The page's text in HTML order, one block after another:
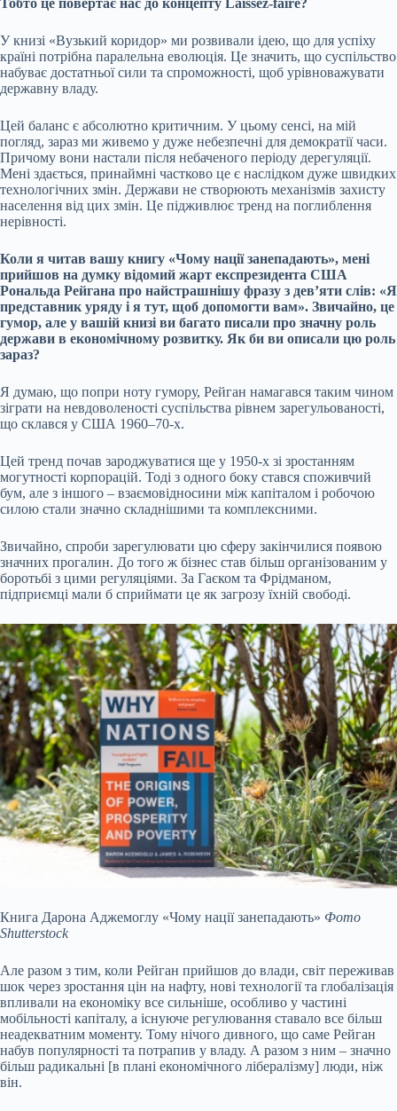
Тобто це повертає нас до концепту Laissez-faire?
У книзі «Вузький коридор» ми розвивали ідею, що для успіху
країні потрібна паралельна еволюція. Це значить, що суспільство
набуває достатньої сили та спроможності, щоб урівноважувати
державну владу.
Цей баланс є абсолютно критичним. У цьому сенсі, на мій
погляд, зараз ми живемо у дуже небезпечні для демократії часи.
Причому вони настали після небаченого періоду дерегуляції.
Мені здається, принаймні частково це є наслідком дуже швидких
технологічних змін. Держави не створюють механізмів захисту
населення від цих змін. Це підживлює тренд на поглиблення
нерівності.
Коли я читав вашу книгу «Чому нації занепадають», мені
прийшов на думку відомий жарт експрезидента США
Рональда Рейгана про найстрашнішу фразу з девʼяти слів: «Я
представник уряду і я тут, щоб допомогти вам». Звичайно, це
гумор, але у вашій книзі ви багато писали про значну роль
держави в економічному розвитку. Як би ви описали цю роль
зараз?
Я думаю, що попри ноту гумору, Рейган намагався таким чином
зіграти на невдоволеності суспільства рівнем зарегульованості,
що склався у США 1960–70-х.
Цей тренд почав зароджуватися ще у 1950-х зі зростанням
могутності корпорацій. Тоді з одного боку стався споживчий
бум, але з іншого – взаємовідносини між капіталом і робочою
силою стали значно складнішими та комплексними.
Звичайно, спроби зарегулювати цю сферу закінчилися появою
значних прогалин. До того ж бізнес став більш організованим у
боротьбі з цими регуляціями. За Гаєком та Фрідманом,
підприємці мали б сприймати це як загрозу їхній свободі.
Книга Дарона Аджемоглу «Чому нації занепадають» Фото
Shutterstock
Але разом з тим, коли Рейган прийшов до влади, світ переживав
шок через зростання цін на нафту, нові технології та глобалізація
впливали на економіку все сильніше, особливо у частині
мобільності капіталу, а існуюче регулювання ставало все більш
неадекватним моменту. Тому нічого дивного, що саме Рейган
набув популярності та потрапив у владу. А разом з ним – значно
більш радикальні [в плані економічного лібералізму] люди, ніж
він.